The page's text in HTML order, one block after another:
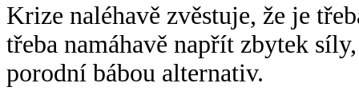
Krize naléhavě zvěstuje, že je
třeba namáhavě napřít zbytek
porodní bábou alternativ.